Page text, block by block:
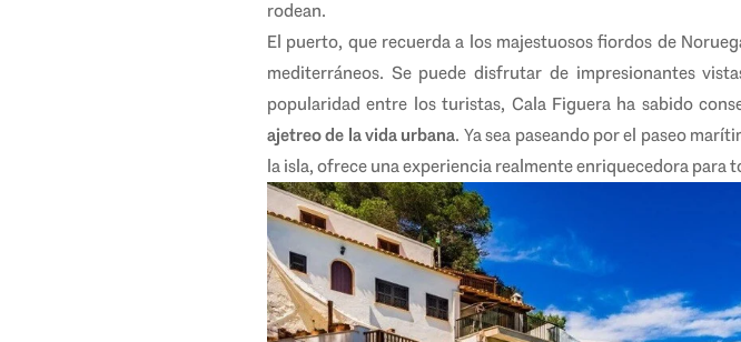
rodean.
El puerto, que recuerda a los majestuosos fiordos de
mediterráneos. Se puede disfrutar de impresionantes
popularidad entre los turistas, Cala Figuera ha sabido
ajetreo de la vida urbana. Ya sea paseando por el paseo
la isla, ofrece una experiencia realmente enriquecedora